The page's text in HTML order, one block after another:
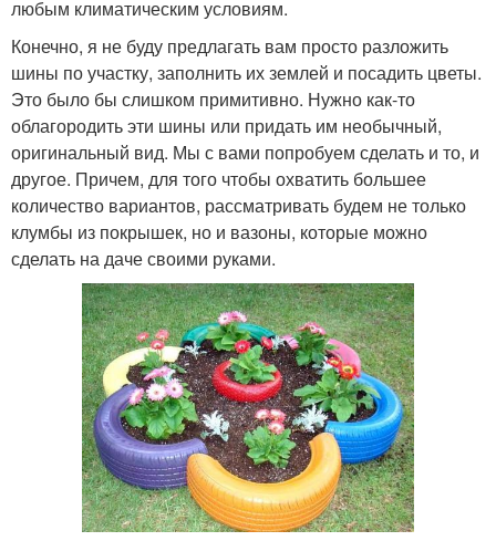
любым климатическим условиям.
Конечно, я не буду предлагать вам просто разложить
шины по участку, заполнить их землей и посадить цветы.
Это было бы слишком примитивно. Нужно как-то
облагородить эти шины или придать им необычный,
оригинальный вид. Мы с вами попробуем сделать и то, и
другое. Причем, для того чтобы охватить большее
количество вариантов, рассматривать будем не только
клумбы из покрышек, но и вазоны, которые можно
сделать на даче своими руками.